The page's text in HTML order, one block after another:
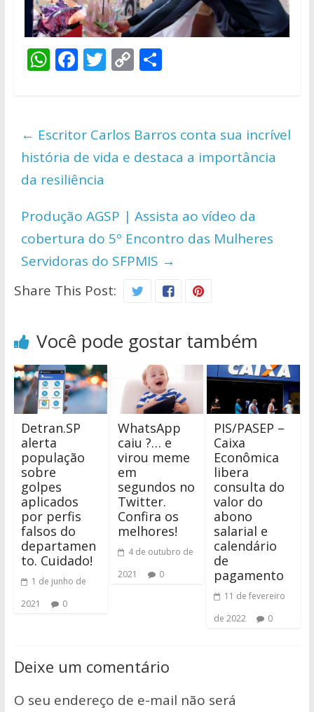
W
s
A
p
p
F
b
o
o
k
T
er
C
y
Li
n
S
e
← Escritor Carlos Barros conta sua incrível
história de vida e destaca a importância
da resiliência
Produção AGSP | Assista ao vídeo da
cobertura do 5º Encontro das Mulheres
Servidoras do SFPMIS →
Share This Post:
Você pode gostar também
Detran.SP
alerta
população
sobre
golpes
aplicados
por perfis
falsos do
departamen
to. Cuidado!
1 de junho de
2021
0
WhatsApp
caiu ?… e
virou meme
em
segundos no
Twitter.
Confira os
melhores!
4 de outubro de
2021
0
PIS/PASEP –
Caixa
Econômica
libera
consulta do
valor do
abono
salarial e
calendário
de
pagamento
11 de fevereiro
de 2022
0
Deixe um comentário
O seu endereço de e-mail não será